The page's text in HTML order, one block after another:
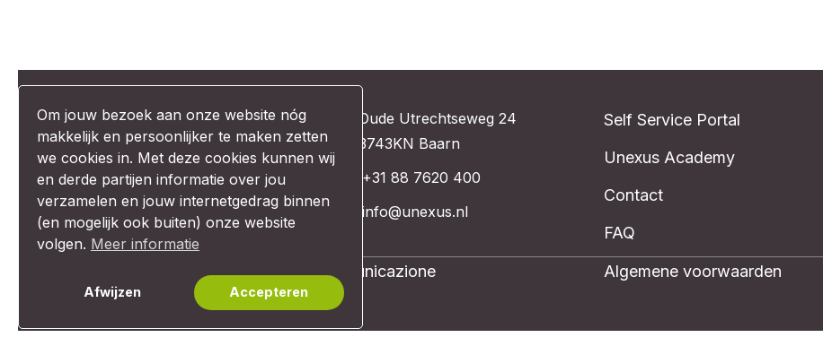
Oude Utrechtseweg 24
3743KN Baarn
+31 88 7620 400
info@unexus.nl
Self Service Portal
Unexus Academy
Contact
FAQ
© Unexus 2026 | Website design:Comunicazione Algemene voorwaarden
Om jouw bezoek aan onze website nóg
makkelijk en persoonlijker te maken zetten
we cookies in. Met deze cookies kunnen wij
en derde partijen informatie over jou
verzamelen en jouw internetgedrag binnen
(en mogelijk ook buiten) onze website
volgen. Meer informatie
Afwijzen Accepteren